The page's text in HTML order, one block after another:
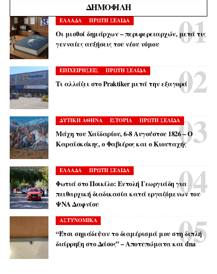
ΔΗΜΟΦΙΛΉ
ΕΛΛΑΔΑ ΠΡΩΤΗ ΣΕΛΙΔΑ
Οι μισθοί δημάρχων – περιφερειαρχών, μετά τις
γενναίες αυξήσεις του νέου νόμου
ΕΠΙΧΕΙΡΗΣΕΙΣ ΠΡΩΤΗ ΣΕΛΙΔΑ
Τι αλλάζει στο Praktiker μετά την εξαγορά
ΔΥΤΙΚΗ ΑΘΗΝΑ ΙΣΤΟΡΙΑ ΠΡΩΤΗ ΣΕΛΙΔΑ
Μάχη του Χαϊδαρίου, 6-8 Αυγούστου 1826 – Ο
Καραϊσκάκης, ο Φαβιέρος και ο Κιουταχής
ΕΛΛΑΔΑ ΠΡΩΤΗ ΣΕΛΙΔΑ
Φωτιά στο Ποικίλο: Εντολή Γεωργιάδη για
πειθαρχική διαδικασία κατά εργαζόμενων του
ΨΝΑ Δαφνίου
ΑΣΤΥΝΟΜΙΚΑ
“Έτσι σημάδεψαν το διαμέρισμά μου στη διπλή
διάρρηξη στο Δάσος” – Αποτυπώματα και dna